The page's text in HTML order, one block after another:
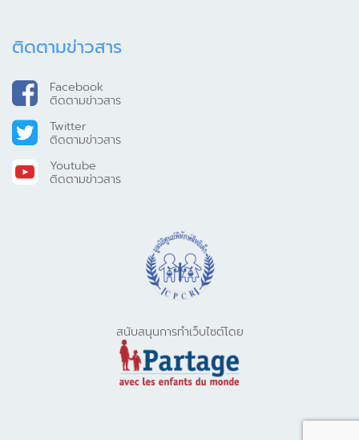
ติดตามข่าวสาร
Facebook
ติดตามข่าวสาร
Twitter
ติดตามข่าวสาร
Youtube
ติดตามข่าวสาร
สนับสนุนการทำเว็บไซต์โดย